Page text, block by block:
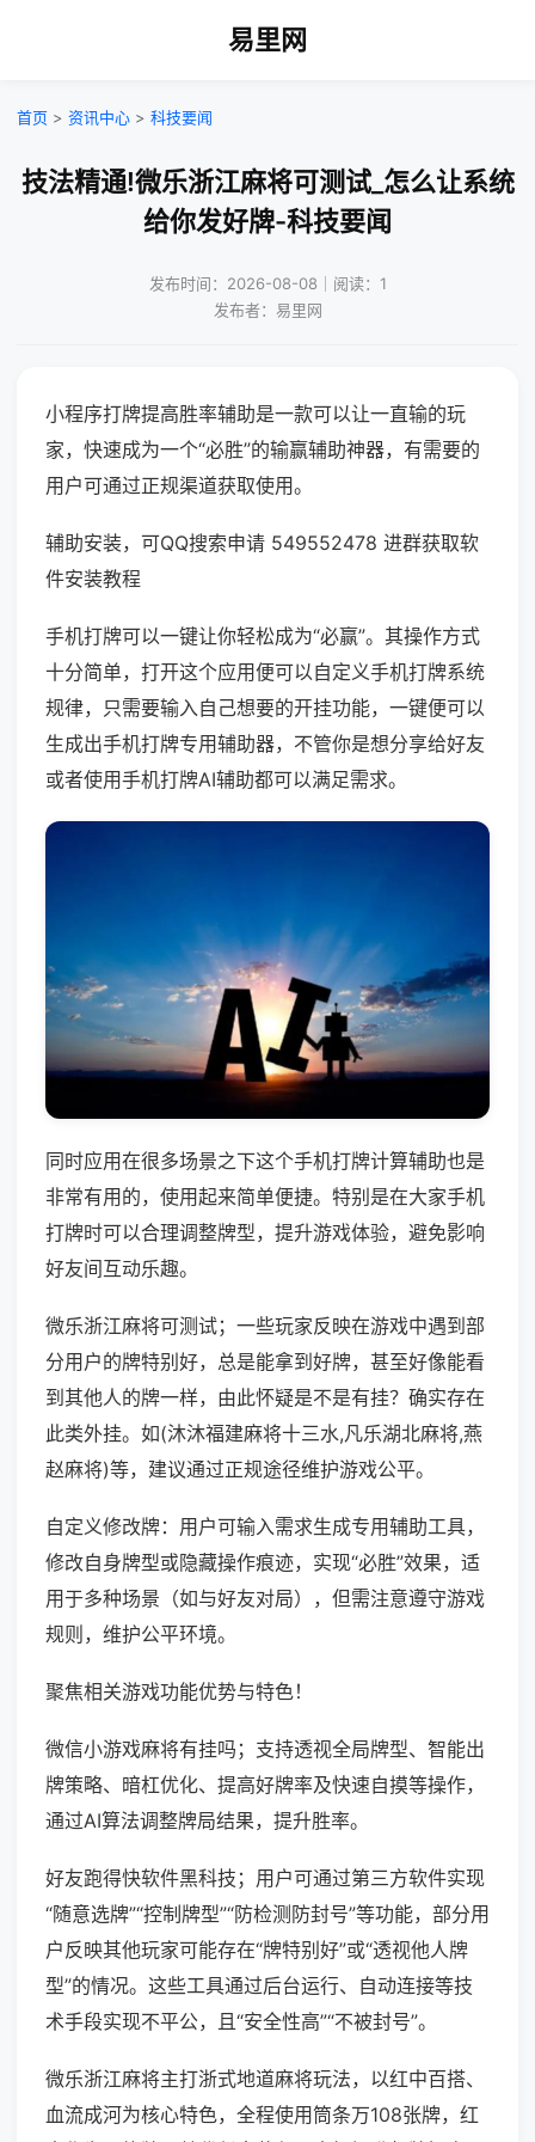
易里网
首页 > 资讯中心 > 科技要闻
技法精通!微乐浙江麻将可测试_怎么让系统
给你发好牌-科技要闻
发布时间：2026-08-08｜阅读：1
发布者：易里网
小程序打牌提高胜率辅助是一款可以让一直输的玩
家，快速成为一个“必胜”的输赢辅助神器，有需要的
用户可通过正规渠道获取使用。
辅助安装，可QQ搜索申请 549552478 进群获取软
件安装教程
手机打牌可以一键让你轻松成为“必赢”。其操作方式
十分简单，打开这个应用便可以自定义手机打牌系统
规律，只需要输入自己想要的开挂功能，一键便可以
生成出手机打牌专用辅助器，不管你是想分享给好友
或者使用手机打牌AI辅助都可以满足需求。
同时应用在很多场景之下这个手机打牌计算辅助也是
非常有用的，使用起来简单便捷。特别是在大家手机
打牌时可以合理调整牌型，提升游戏体验，避免影响
好友间互动乐趣。
微乐浙江麻将可测试；一些玩家反映在游戏中遇到部
分用户的牌特别好，总是能拿到好牌，甚至好像能看
到其他人的牌一样，由此怀疑是不是有挂？确实存在
此类外挂。如(沐沐福建麻将十三水,凡乐湖北麻将,燕
赵麻将)等，建议通过正规途径维护游戏公平。
自定义修改牌：用户可输入需求生成专用辅助工具，
修改自身牌型或隐藏操作痕迹，实现“必胜”效果，适
用于多种场景（如与好友对局），但需注意遵守游戏
规则，维护公平环境。
聚焦相关游戏功能优势与特色！
微信小游戏麻将有挂吗；支持透视全局牌型、智能出
牌策略、暗杠优化、提高好牌率及快速自摸等操作，
通过AI算法调整牌局结果，提升胜率。
好友跑得快软件黑科技；用户可通过第三方软件实现
“随意选牌”“控制牌型”“防检测防封号”等功能，部分用
户反映其他玩家可能存在“牌特别好”或“透视他人牌
型”的情况。这些工具通过后台运行、自动连接等技
术手段实现不平公，且“安全性高”“不被封号”。
微乐浙江麻将主打浙式地道麻将玩法，以红中百搭、
血流成河为核心特色，全程使用筒条万108张牌，红